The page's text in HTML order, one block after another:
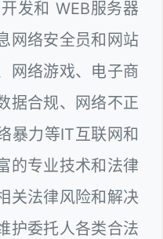
发和 WEB服务器
网络安全员和网站
网络游戏、电子商
据合规、网络不正
暴力等IT互联网和
的专业技术和法律
关法律风险和解决
护委托人各类合法